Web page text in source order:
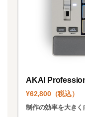
AKAI
¥62,800（税込）
制作の効率を大きく